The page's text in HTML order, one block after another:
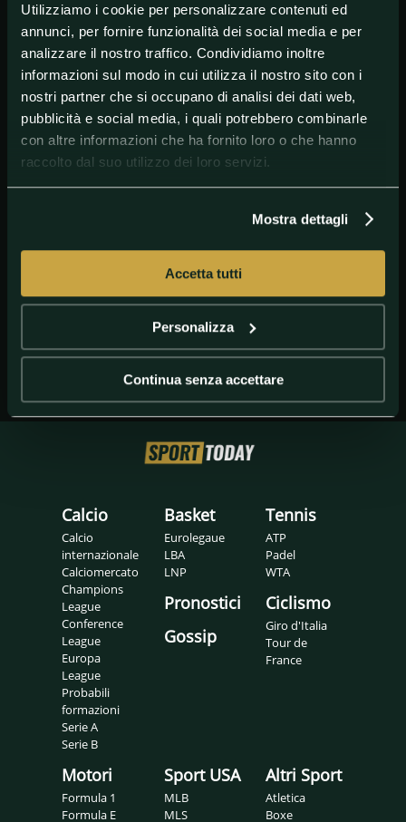
Utilizziamo i cookie per personalizzare contenuti ed
annunci, per fornire funzionalità dei social media e per
analizzare il nostro traffico. Condividiamo inoltre
informazioni sul modo in cui utilizza il nostro sito con i
nostri partner che si occupano di analisi dei dati web,
pubblicità e social media, i quali potrebbero combinarle
con altre informazioni che ha fornito loro o che hanno
raccolto dal suo utilizzo dei loro servizi.
Mostra dettagli
Accetta tutti
Personalizza
Continua senza accettare
#Juventus #SerieA
Calcio
Calcio
internazionale
Calciomercato
Champions
League
Conference
League
Europa
League
Probabili
formazioni
Serie A
Serie B
Basket
Eurolegaue
LBA
LNP
Pronostici
Gossip
Tennis
ATP
Padel
WTA
Ciclismo
Giro d'Italia
Tour de
France
Motori
Formula 1
Formula E
Sport USA
MLB
MLS
Altri Sport
Atletica
Boxe